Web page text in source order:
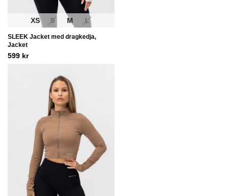
XS S M L
SLEEK Jacket med dragkedja,
Jacket
599 kr